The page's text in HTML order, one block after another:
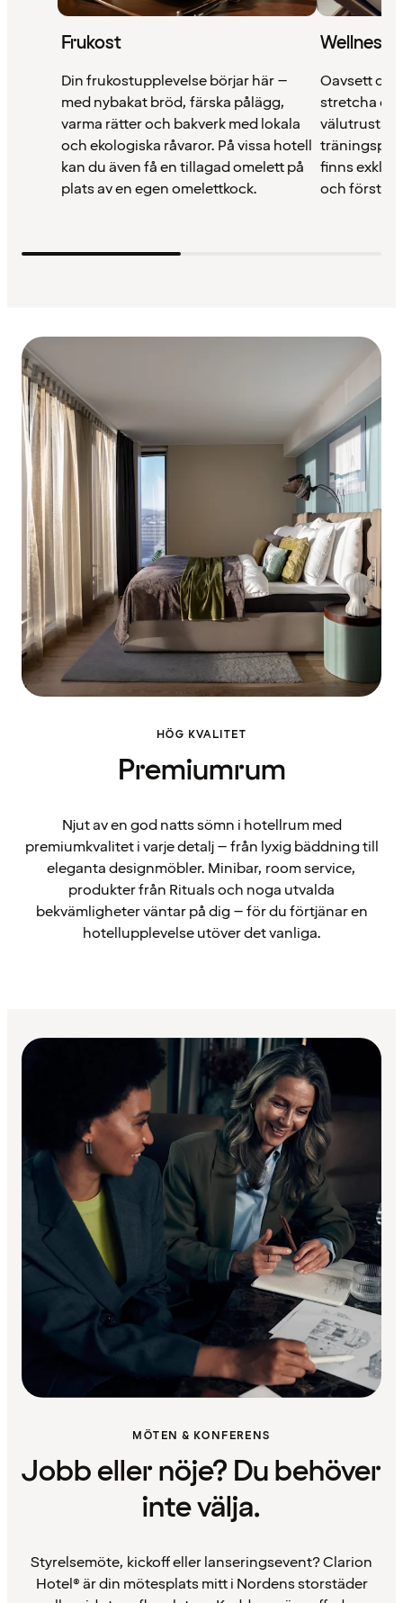
Frukost
Din frukostupplevelse börjar här –
med nybakat bröd, färska pålägg,
varma rätter och bakverk med lokala
och ekologiska råvaror. På vissa hotell
kan du även få en tillagad omelett på
plats av en egen omelettkock.
Wellness
Oavsett om
stretcha
finns
och
HÖG KVALITET
Premiumrum
Njut av en god natts sömn i hotellrum med
premiumkvalitet i varje detalj – från lyxig bäddning till
eleganta designmöbler. Minibar, room service,
produkter från Rituals och noga utvalda
bekvämligheter väntar på dig – för du förtjänar en
hotellupplevelse utöver det vanliga.
MÖTEN & KONFERENS
Jobb eller nöje? Du behöver
inte välja.
Styrelsemöte, kickoff eller lanseringsevent? Clarion
Hotel® är din mötesplats mitt i Nordens storstäder